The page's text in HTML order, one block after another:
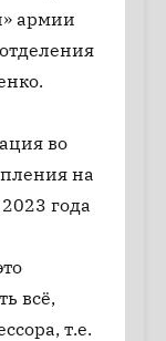
армии
во
на
года
всё,
т.е.